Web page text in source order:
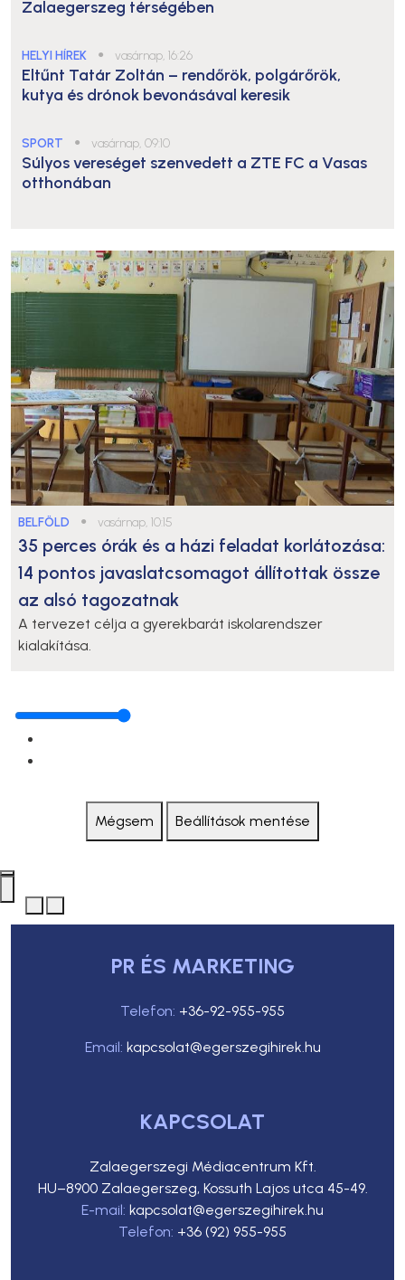
Zalaegerszeg térségében
HELYI HÍREK ● vasárnap, 16:26
Eltűnt Tatár Zoltán – rendőrök, polgárőrök,
kutya és drónok bevonásával keresik
SPORT ● vasárnap, 09:10
Súlyos vereséget szenvedett a ZTE FC a Vasas
otthonában
BELFÖLD ● vasárnap, 10:15
35 perces órák és a házi feladat korlátozása:
14 pontos javaslatcsomagot állítottak össze
az alsó tagozatnak
A tervezet célja a gyerekbarát iskolarendszer
kialakítása.
Mégsem Beállítások mentése
PR ÉS MARKETING
Telefon: +36-92-955-955
Email: kapcsolat@egerszegihirek.hu
KAPCSOLAT
Zalaegerszegi Médiacentrum Kft.
HU–8900 Zalaegerszeg, Kossuth Lajos utca 45-49.
E-mail: kapcsolat@egerszegihirek.hu
Telefon: +36 (92) 955-955